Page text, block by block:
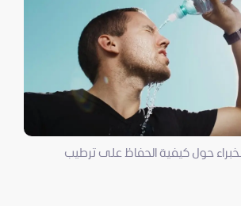
حول كيفية الحفاظ على ترطيب